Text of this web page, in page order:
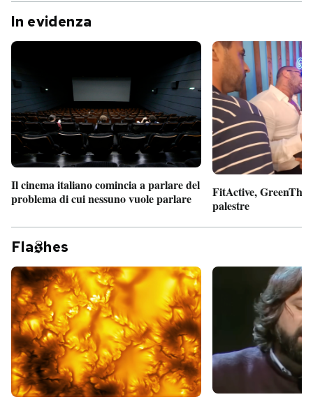
In evidenza
Il cinema italiano comincia a parlare del
problema di cui nessuno vuole parlare
FitActive,
palestre
Fla hes